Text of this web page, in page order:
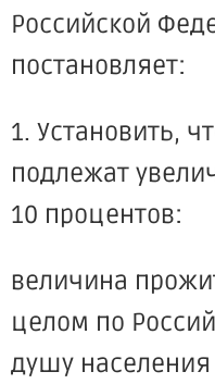
Российской
постановляет:
1. Установить,
подлежат
10 процентов:
величина
целом по
душу